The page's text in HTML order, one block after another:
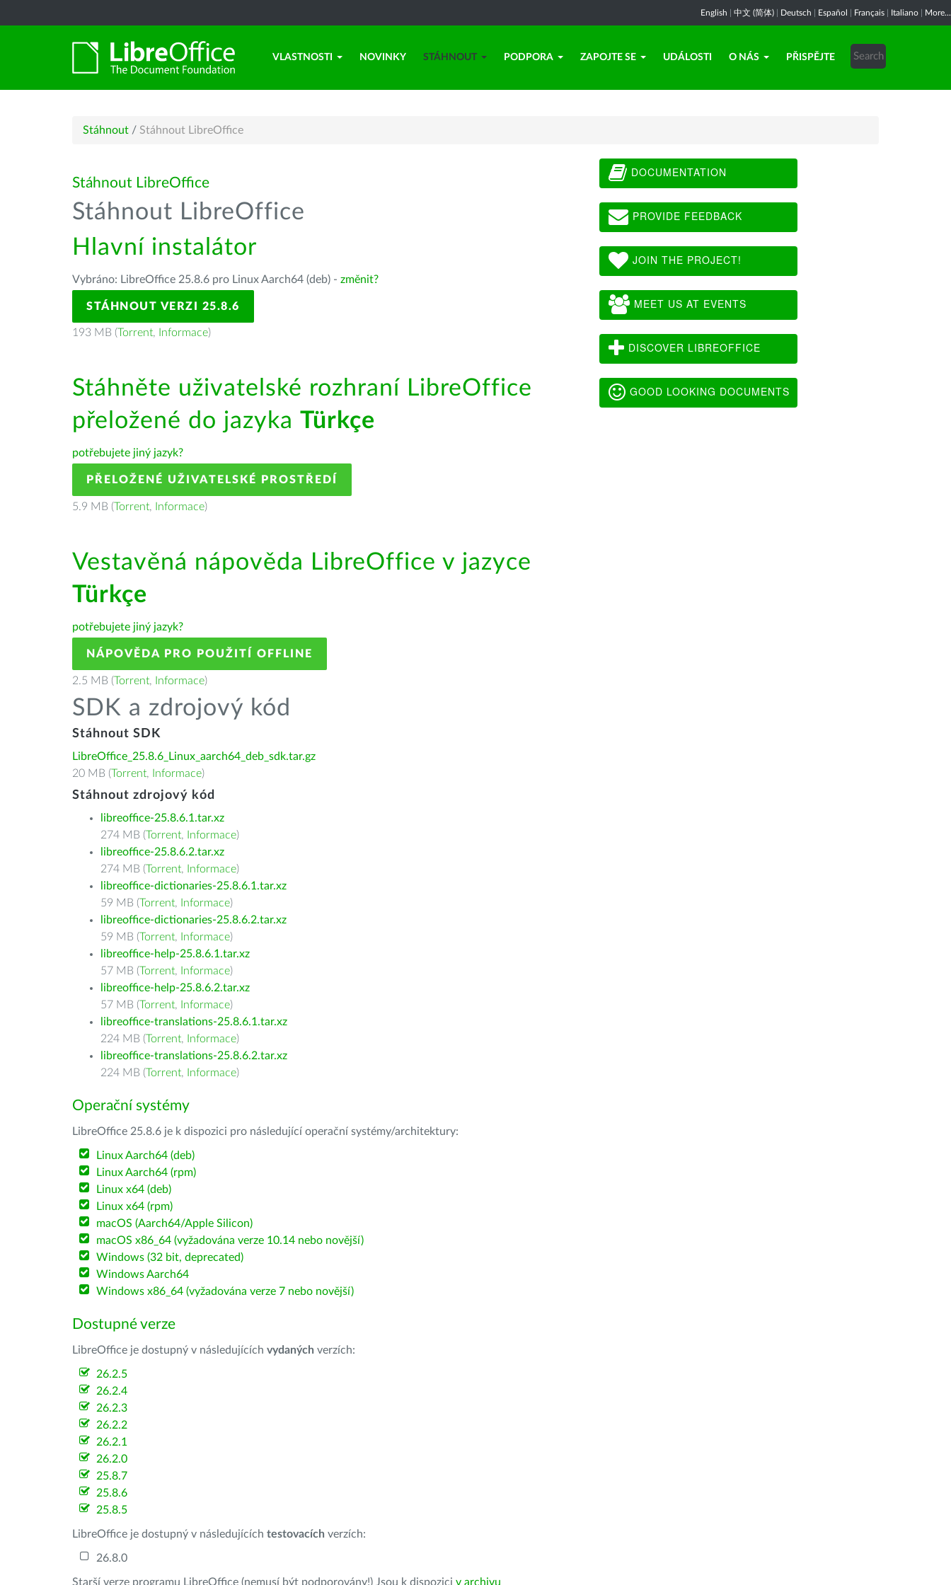
English 中文 (简体) Deutsch Español Français Italiano More...
VLASTNOSTI NOVINKY STÁHNOUT PODPORA ZAPOJTE SE UDÁLOSTI O NÁS PŘISPĚJTE
Stáhnout / Stáhnout LibreOffice
Stáhnout LibreOffice
Stáhnout LibreOffice
Hlavní instalátor
Vybráno: LibreOffice 25.8.6 pro Linux Aarch64 (deb) - změnit?
STÁHNOUT VERZI 25.8.6
193 MB (Torrent, Informace)
Stáhněte uživatelské rozhraní LibreOffice
přeložené do jazyka Türkçe
potřebujete jiný jazyk?
PŘELOŽENÉ UŽIVATELSKÉ PROSTŘEDÍ
5.9 MB (Torrent, Informace)
Vestavěná nápověda LibreOffice v jazyce
Türkçe
potřebujete jiný jazyk?
NÁPOVĚDA PRO POUŽITÍ OFFLINE
2.5 MB (Torrent, Informace)
SDK a zdrojový kód
Stáhnout SDK
LibreOffice_25.8.6_Linux_aarch64_deb_sdk.tar.gz
20 MB (Torrent, Informace)
Stáhnout zdrojový kód
libreoffice-25.8.6.1.tar.xz
274 MB (Torrent, Informace)
libreoffice-25.8.6.2.tar.xz
274 MB (Torrent, Informace)
libreoffice-dictionaries-25.8.6.1.tar.xz
59 MB (Torrent, Informace)
libreoffice-dictionaries-25.8.6.2.tar.xz
59 MB (Torrent, Informace)
libreoffice-help-25.8.6.1.tar.xz
57 MB (Torrent, Informace)
libreoffice-help-25.8.6.2.tar.xz
57 MB (Torrent, Informace)
libreoffice-translations-25.8.6.1.tar.xz
224 MB (Torrent, Informace)
libreoffice-translations-25.8.6.2.tar.xz
224 MB (Torrent, Informace)
Operační systémy
LibreOffice 25.8.6 je k dispozici pro následující operační systémy/architektury:
Linux Aarch64 (deb)
Linux Aarch64 (rpm)
Linux x64 (deb)
Linux x64 (rpm)
macOS (Aarch64/Apple Silicon)
macOS x86_64 (vyžadována verze 10.14 nebo novější)
Windows (32 bit, deprecated)
Windows Aarch64
Windows x86_64 (vyžadována verze 7 nebo novější)
Dostupné verze
LibreOffice je dostupný v následujících vydaných verzích:
26.2.5
26.2.4
26.2.3
26.2.2
26.2.1
26.2.0
25.8.7
25.8.6
25.8.5
LibreOffice je dostupný v následujících testovacích verzích:
26.8.0
Starší verze programu LibreOffice (nemusí být podporovány!) Jsou k dispozici v archivu
DOCUMENTATION
PROVIDE FEEDBACK
JOIN THE PROJECT!
MEET US AT EVENTS
DISCOVER LIBREOFFICE
GOOD LOOKING DOCUMENTS